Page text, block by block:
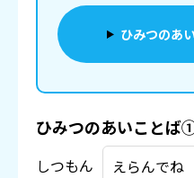
ひみつのあ
ひみつのあいことば
しつもん